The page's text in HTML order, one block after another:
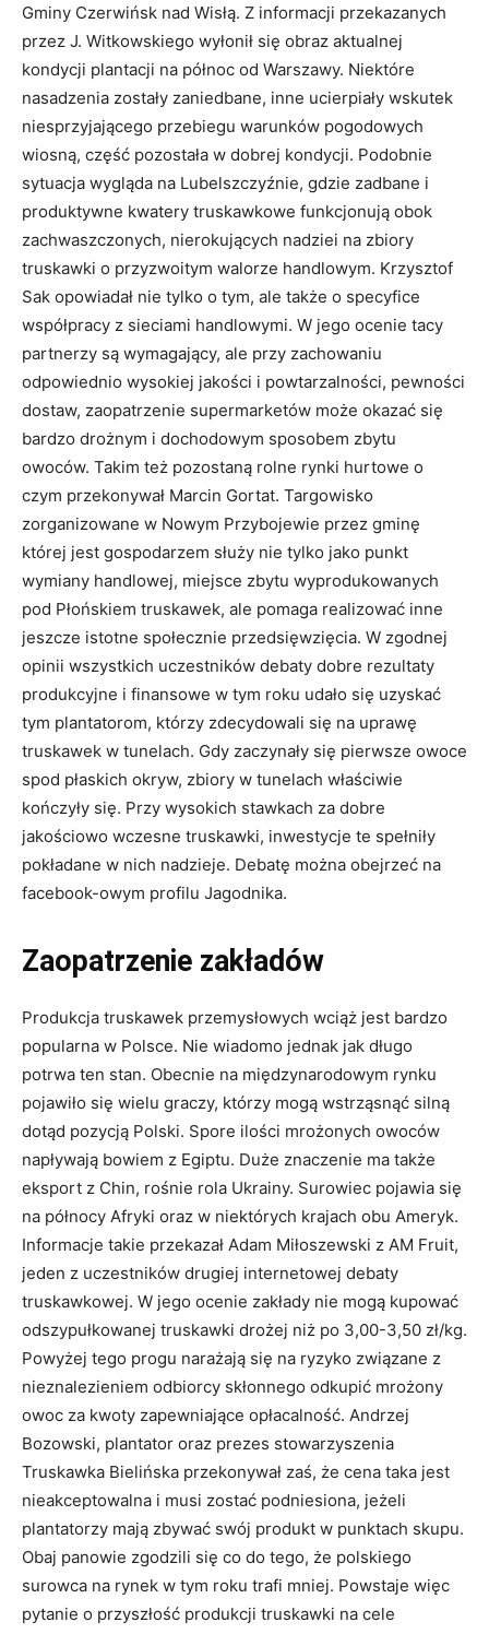
Gminy Czerwińsk nad Wisłą. Z informacji przekazanych
przez J. Witkowskiego wyłonił się obraz aktualnej
kondycji plantacji na północ od Warszawy. Niektóre
nasadzenia zostały zaniedbane, inne ucierpiały wskutek
niesprzyjającego przebiegu warunków pogodowych
wiosną, część pozostała w dobrej kondycji. Podobnie
sytuacja wygląda na Lubelszczyźnie, gdzie zadbane i
produktywne kwatery truskawkowe funkcjonują obok
zachwaszczonych, nierokujących nadziei na zbiory
truskawki o przyzwoitym walorze handlowym. Krzysztof
Sak opowiadał nie tylko o tym, ale także o specyfice
współpracy z sieciami handlowymi. W jego ocenie tacy
partnerzy są wymagający, ale przy zachowaniu
odpowiednio wysokiej jakości i powtarzalności, pewności
dostaw, zaopatrzenie supermarketów może okazać się
bardzo drożnym i dochodowym sposobem zbytu
owoców. Takim też pozostaną rolne rynki hurtowe o
czym przekonywał Marcin Gortat. Targowisko
zorganizowane w Nowym Przybojewie przez gminę
której jest gospodarzem służy nie tylko jako punkt
wymiany handlowej, miejsce zbytu wyprodukowanych
pod Płońskiem truskawek, ale pomaga realizować inne
jeszcze istotne społecznie przedsięwzięcia. W zgodnej
opinii wszystkich uczestników debaty dobre rezultaty
produkcyjne i finansowe w tym roku udało się uzyskać
tym plantatorom, którzy zdecydowali się na uprawę
truskawek w tunelach. Gdy zaczynały się pierwsze owoce
spod płaskich okryw, zbiory w tunelach właściwie
kończyły się. Przy wysokich stawkach za dobre
jakościowo wczesne truskawki, inwestycje te spełniły
pokładane w nich nadzieje. Debatę można obejrzeć na
facebook-owym profilu Jagodnika.
Zaopatrzenie zakładów
Produkcja truskawek przemysłowych wciąż jest bardzo
popularna w Polsce. Nie wiadomo jednak jak długo
potrwa ten stan. Obecnie na międzynarodowym rynku
pojawiło się wielu graczy, którzy mogą wstrząsnąć silną
dotąd pozycją Polski. Spore ilości mrożonych owoców
napływają bowiem z Egiptu. Duże znaczenie ma także
eksport z Chin, rośnie rola Ukrainy. Surowiec pojawia się
na północy Afryki oraz w niektórych krajach obu Ameryk.
Informacje takie przekazał Adam Miłoszewski z AM Fruit,
jeden z uczestników drugiej internetowej debaty
truskawkowej. W jego ocenie zakłady nie mogą kupować
odszypułkowanej truskawki drożej niż po 3,00-3,50 zł/kg.
Powyżej tego progu narażają się na ryzyko związane z
nieznalezieniem odbiorcy skłonnego odkupić mrożony
owoc za kwoty zapewniające opłacalność. Andrzej
Bozowski, plantator oraz prezes stowarzyszenia
Truskawka Bielińska przekonywał zaś, że cena taka jest
nieakceptowalna i musi zostać podniesiona, jeżeli
plantatorzy mają zbywać swój produkt w punktach skupu.
Obaj panowie zgodzili się co do tego, że polskiego
surowca na rynek w tym roku trafi mniej. Powstaje więc
pytanie o przyszłość produkcji truskawki na cele